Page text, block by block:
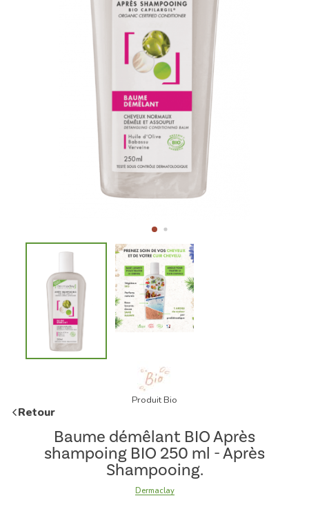
Produit Bio
Retour
Baume démêlant BIO Après
shampoing BIO 250 ml - Après
Shampooing.
Dermaclay